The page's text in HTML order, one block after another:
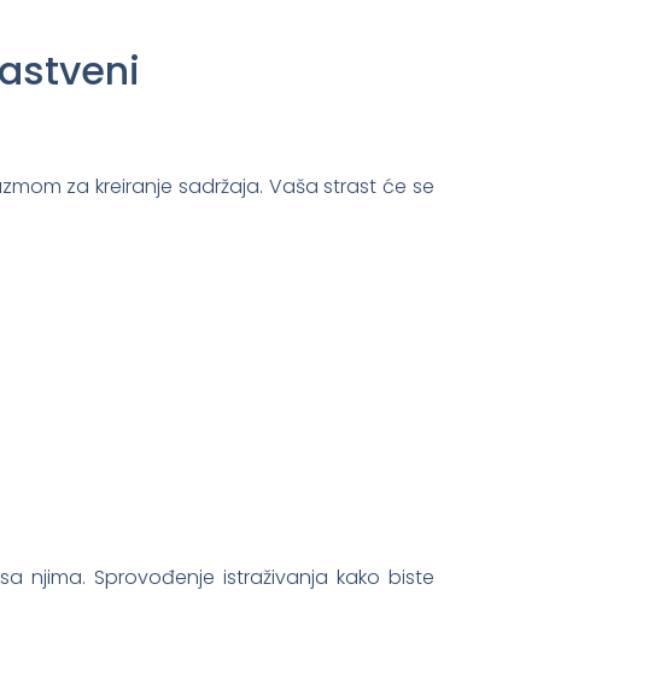
za kreiranje sadržaja. Vaša strast će se
njima. Sprovođenje istraživanja kako biste